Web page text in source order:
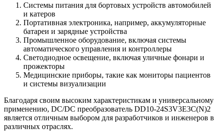
Системы питания для бортовых устройств автомобилей
и катеров
Портативная электроника, например, аккумуляторные
батареи и зарядные устройства
Промышленное оборудование, включая системы
автоматического управления и контроллеры
Светодиодное освещение, включая уличные фонари и
прожекторы
Медицинские приборы, такие как мониторы пациентов
и системы визуализации
Благодаря своим высоким характеристикам и универсальному
применению, DC/DC преобразователь DD10-24S3V3E3C(N)2
является отличным выбором для разработчиков и инженеров в
различных отраслях.